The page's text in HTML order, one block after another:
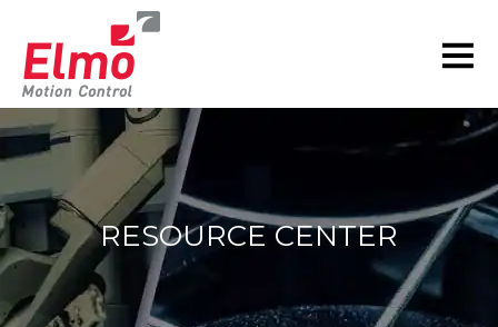
RESOURCE CENTER